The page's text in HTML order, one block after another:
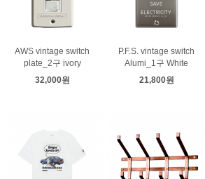
AWS vintage switch
plate_2구 ivory
32,000원
P.F.S. vintage switch
Alumi_1구 White
21,800원